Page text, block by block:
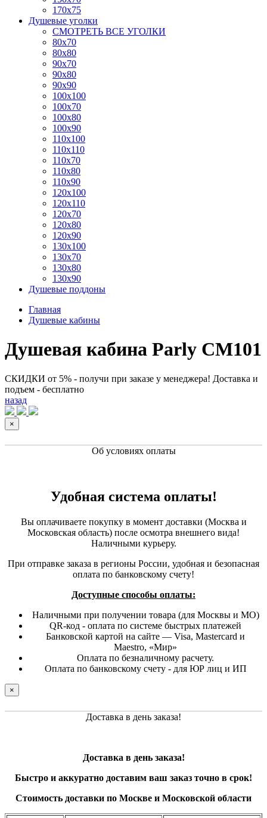
170x75
Душевые уголки
СМОТРЕТЬ ВСЕ УГОЛКИ
80x70
80x80
90x70
90x80
90x90
100x100
100x70
100x80
100x90
110x100
110x110
110x70
110x80
110x90
120x100
120x110
120x70
120x80
120x90
130x100
130x70
130x80
130x90
Душевые поддоны
Главная
Душевые кабины
Душевая кабина Parly CM101
СКИДКИ от 5% - получи при заказе у менеджера! Доставка и
подъем - бесплатно
назад
×
Об условиях оплаты
Удобная система оплаты!
Вы оплачиваете покупку в момент доставки (Москва и
Московская область) после осмотра внешнего вида!
Наличными курьеру.
При отправке заказа в регионы России, удобная и безопасная
оплата по банковскому счету!
Доступные способы оплаты:
Наличными при получении товара (для Москвы и МО)
QR-код - оплата по системе быстрых платежей
Банковской картой на сайте — Visa, Mastercard и
Maestro, «Мир»
Оплата по безналичному расчету.
Оплата по банковскому счету - для ЮР лиц и ИП
×
Доставка в день заказа!
Доставка в день заказа!
Быстро и аккуратно доставим ваш заказ точно в срок!
Стоимость доставки по Москве и Московской области